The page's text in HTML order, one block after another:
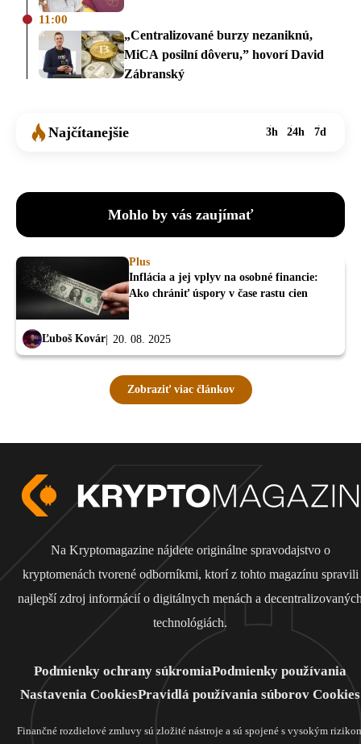
11:00
„Centralizované burzy nezaniknú,
MiCA posilní dôveru,” hovorí David
Zábranský
Najčítanejšie 3h 24h 7d
Mohlo by vás zaujímať
Plus
Inflácia a jej vplyv na osobné financie:
Ako chrániť úspory v čase rastu cien
Ľuboš Kovár 20. 08. 2025
Zobraziť viac článkov
Na Kryptomagazine nájdete originálne spravodajstvo o
kryptomenách tvorené odborníkmi, ktorí z tohto magazínu spravili
najlepší zdroj informácií o digitálnych menách a
technológiách.
Podmienky ochrany súkromiaPodmienky používania
Nastavenia CookiesPravidlá používania súborov Cookies
Finančné rozdielové zmluvy sú zložité nástroje a sú spojené s vysokým